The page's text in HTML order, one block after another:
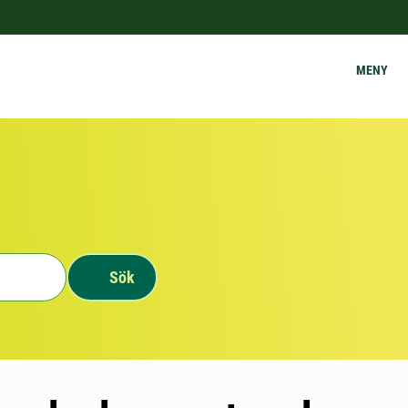
MENY
Sök